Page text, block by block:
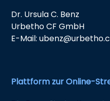
Dr. Ursula C. Benz
Urbetho CF GmbH
E-Mail:
Plattform zur Online-